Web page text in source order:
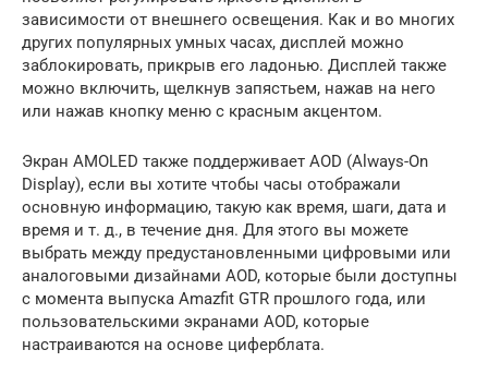
зависимости от внешнего освещения. Как и во многих
других популярных умных часах, дисплей можно
заблокировать, прикрыв его ладонью. Дисплей также
можно включить, щелкнув запястьем, нажав на него
или нажав кнопку меню с красным акцентом.
Экран AMOLED также поддерживает AOD (Always-On
Display), если вы хотите чтобы часы отображали
основную информацию, такую ​​как время, шаги, дата и
время и т. д., в течение дня. Для этого вы можете
выбрать между предустановленными цифровыми или
аналоговыми дизайнами AOD, которые были доступны
с момента выпуска Amazfit GTR прошлого года, или
пользовательскими экранами AOD, которые
настраиваются на основе циферблата.